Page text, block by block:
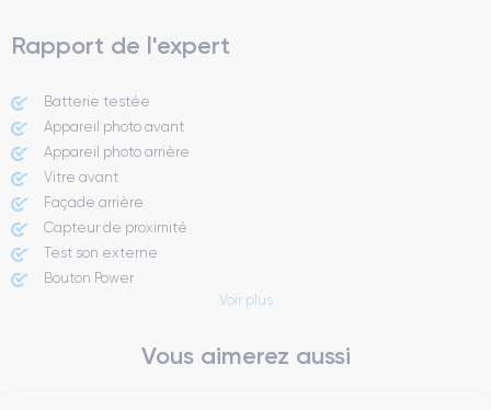
Rapport de l'expert
Batterie testée
Appareil photo avant
Appareil photo arrière ​
Vitre avant ​
Façade arrière
Capteur de proximité
Test son externe
Bouton Power
Boutons volume
Voir plus
Vous aimerez aussi